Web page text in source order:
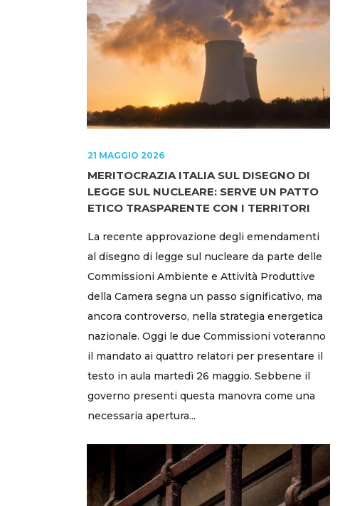
21 MAGGIO 2026
MERITOCRAZIA ITALIA SUL DISEGNO DI
LEGGE SUL NUCLEARE: SERVE UN PATTO
ETICO TRASPARENTE CON I TERRITORI
La recente approvazione degli emendamenti
al disegno di legge sul nucleare da parte delle
Commissioni Ambiente e Attività Produttive
della Camera segna un passo significativo, ma
ancora controverso, nella strategia energetica
nazionale. Oggi le due Commissioni voteranno
il mandato ai quattro relatori per presentare il
testo in aula martedì 26 maggio. Sebbene il
governo presenti questa manovra come una
necessaria apertura...